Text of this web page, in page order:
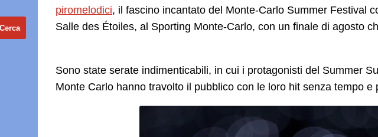
piromelodici, il fascino incantato del Monte‑Carlo Summer Festival
Salle des Étoiles, al Sporting Monte‑Carlo, con un finale di agosto
Sono state serate indimenticabili, in cui i protagonisti del Summer
Monte Carlo hanno travolto il pubblico con le loro hit senza tempo e